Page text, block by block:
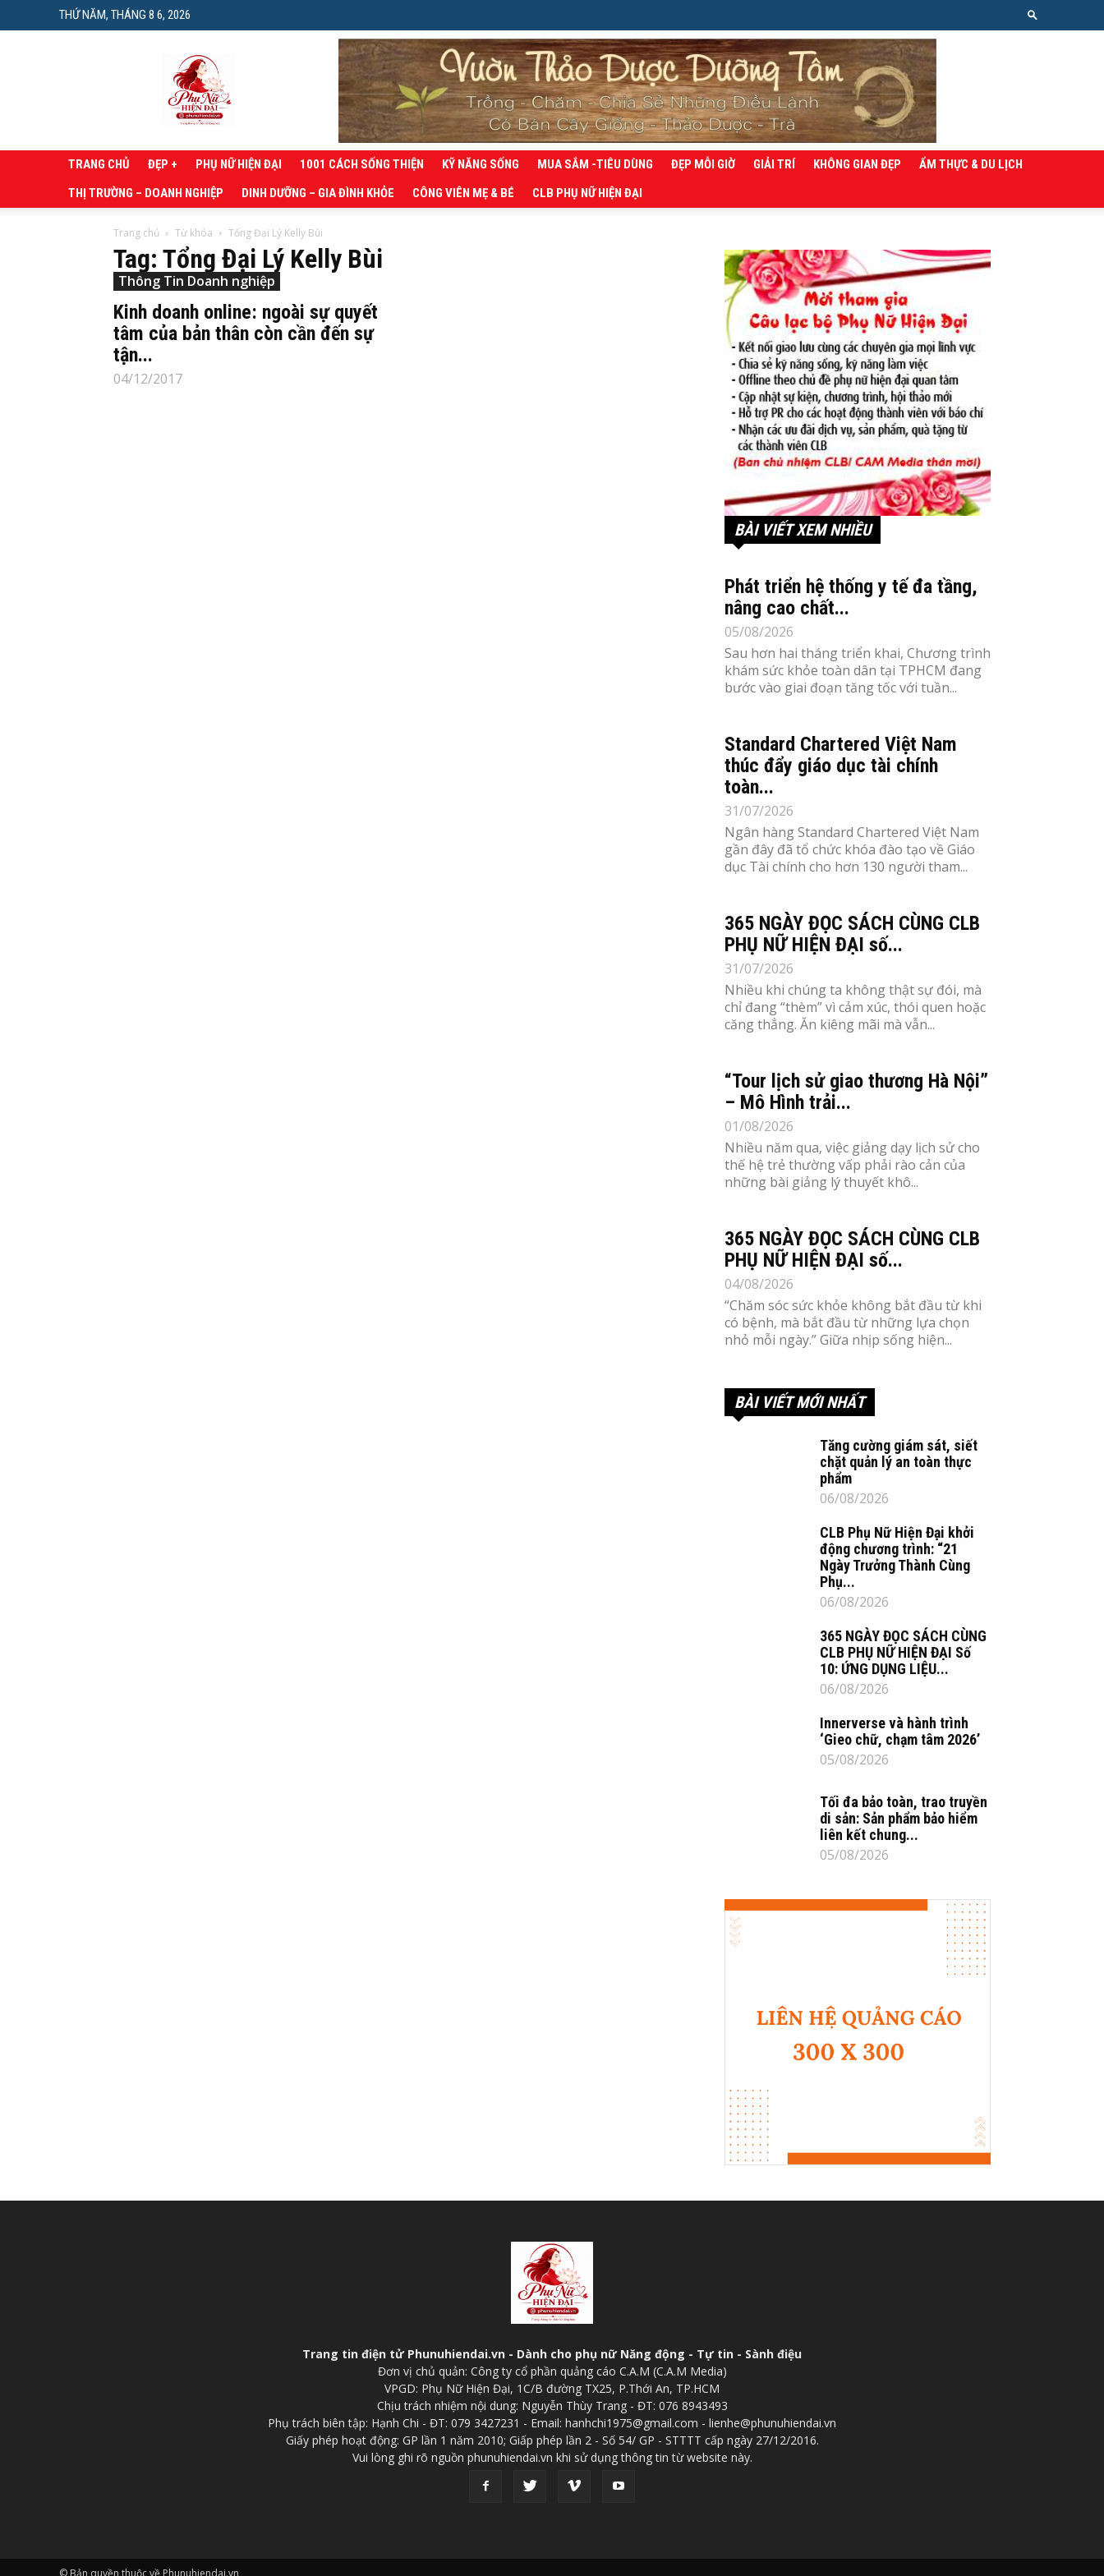
THỨ NĂM, THÁNG 8 6, 2026
Phụ
nữ
hiện
đại
TRANG CHỦ ĐẸP + PHỤ NỮ HIỆN ĐẠI 1001 CÁCH SỐNG THIỆN KỸ NĂNG SỐNG MUA SẮM -TIÊU DÙNG ĐẸP MỖI GIỜ GIẢI TRÍ KHÔNG GIAN ĐẸP
ẨM THỰC & DU LỊCH
THỊ TRƯỜNG – DOANH NGHIỆP
DINH DƯỠNG – GIA ĐÌNH KHỎE CÔNG VIÊN MẸ & BÉ CLB PHỤ NỮ HIỆN ĐẠI
Trang chủ Từ khóa Tổng Đại Lý Kelly Bùi
Tag: Tổng Đại Lý Kelly Bùi
Thông Tin Doanh nghiệp
Kinh doanh online: ngoài sự quyết
tâm của bản thân còn cần đến sự
tận...
04/12/2017
BÀI VIẾT XEM NHIỀU
Phát triển hệ thống y tế đa tầng,
nâng cao chất...
05/08/2026
Sau hơn hai tháng triển khai, Chương trình
khám sức khỏe toàn dân tại TPHCM đang
bước vào giai đoạn tăng tốc với tuần...
Standard Chartered Việt Nam
thúc đẩy giáo dục tài chính
toàn...
31/07/2026
Ngân hàng Standard Chartered Việt Nam
gần đây đã tổ chức khóa đào tạo về Giáo
dục Tài chính cho hơn 130 người tham...
365 NGÀY ĐỌC SÁCH CÙNG CLB
PHỤ NỮ HIỆN ĐẠI số...
31/07/2026
Nhiều khi chúng ta không thật sự đói, mà
chỉ đang “thèm” vì cảm xúc, thói quen hoặc
căng thẳng. Ăn kiêng mãi mà vẫn...
“Tour lịch sử giao thương Hà Nội”
– Mô Hình trải...
01/08/2026
Nhiều năm qua, việc giảng dạy lịch sử cho
thế hệ trẻ thường vấp phải rào cản của
những bài giảng lý thuyết khô...
365 NGÀY ĐỌC SÁCH CÙNG CLB
PHỤ NỮ HIỆN ĐẠI số...
04/08/2026
“Chăm sóc sức khỏe không bắt đầu từ khi
có bệnh, mà bắt đầu từ những lựa chọn
nhỏ mỗi ngày.” Giữa nhịp sống hiện...
BÀI VIẾT MỚI NHẤT
Tăng cường giám sát, siết
chặt quản lý an toàn thực
phẩm
06/08/2026
CLB Phụ Nữ Hiện Đại khởi
động chương trình: “21
Ngày Trưởng Thành Cùng
Phụ...
06/08/2026
365 NGÀY ĐỌC SÁCH CÙNG
CLB PHỤ NỮ HIỆN ĐẠI Số
10: ỨNG DỤNG LIỆU...
06/08/2026
Innerverse và hành trình
‘Gieo chữ, chạm tâm 2026’
05/08/2026
Tối đa bảo toàn, trao truyền
di sản: Sản phẩm bảo hiểm
liên kết chung...
05/08/2026
Trang tin điện tử Phunuhiendai.vn - Dành cho phụ nữ Năng động - Tự tin - Sành điệu
Đơn vị chủ quản: Công ty cổ phần quảng cáo C.A.M (C.A.M Media)
VPGD: Phụ Nữ Hiện Đại, 1C/B đường TX25, P.Thới An, TP.HCM
Chịu trách nhiệm nội dung: Nguyễn Thùy Trang - ĐT: 076 8943493
Phụ trách biên tập: Hạnh Chi - ĐT: 079 3427231 - Email: hanhchi1975@gmail.com - lienhe@phunuhiendai.vn
Giấy phép hoạt động: GP lần 1 năm 2010; Giấp phép lần 2 - Số 54/ GP - STTTT cấp ngày 27/12/2016.
Vui lòng ghi rõ nguồn phunuhiendai.vn khi sử dụng thông tin từ website này.
© Bản quyền thuộc về Phunuhiendai.vn